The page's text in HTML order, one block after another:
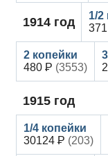
1914 год 371
480 (3553)
1915 год
30124 (203)